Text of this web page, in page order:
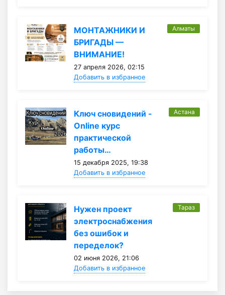
МОНТАЖНИКИ И
БРИГАДЫ —
ВНИМАНИЕ!
27 апреля 2026, 02:15
Добавить в избранное
Алматы
Ключ сновидений -
Online курс
практической
работы…
15 декабря 2025, 19:38
Добавить в избранное
Астана
Нужен проект
электроснабжения
без ошибок и
переделок?
02 июня 2026, 21:06
Добавить в избранное
Тараз